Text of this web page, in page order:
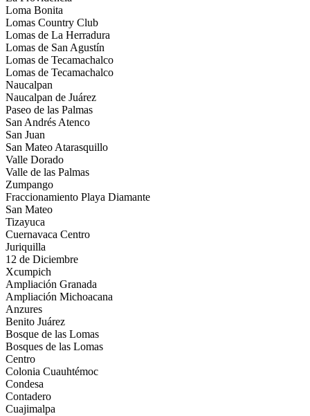
Loma Bonita
Lomas Country Club
Lomas de La Herradura
Lomas de San Agustín
Lomas de Tecamachalco
Lomas de Tecamachalco
Naucalpan
Naucalpan de Juárez
Paseo de las Palmas
San Andrés Atenco
San Juan
San Mateo Atarasquillo
Valle Dorado
Valle de las Palmas
Zumpango
Fraccionamiento Playa Diamante
San Mateo
Tizayuca
Cuernavaca Centro
Juriquilla
12 de Diciembre
Xcumpich
Ampliación Granada
Ampliación Michoacana
Anzures
Benito Juárez
Bosque de las Lomas
Bosques de las Lomas
Centro
Colonia Cuauhtémoc
Condesa
Contadero
Cuajimalpa